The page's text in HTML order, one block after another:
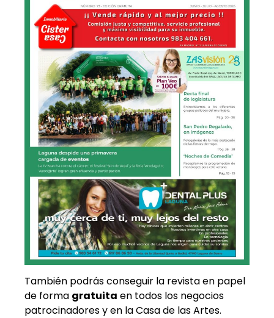
También podrás conseguir la revista en papel
de forma gratuita en todos los negocios
patrocinadores y en la Casa de las Artes.